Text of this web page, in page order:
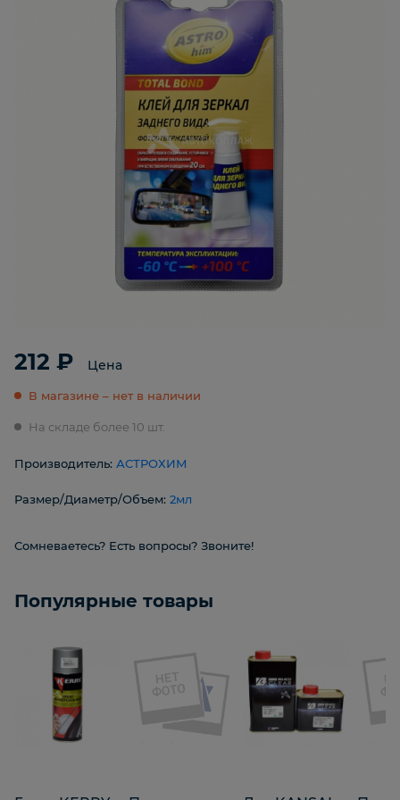
212 ₽ Цена
В магазине – нет в наличии
На складе более 10 шт.
Производитель: АСТРОХИМ
Размер/Диаметр/Объем: 2мл
Сомневаетесь? Есть вопросы? Звоните!
Популярные товары